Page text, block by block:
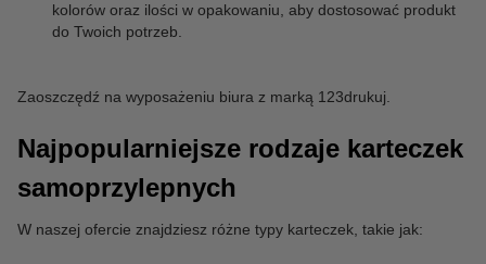
kolorów oraz ilości w opakowaniu, aby dostosować produkt
do Twoich potrzeb.
Zaoszczędź na wyposażeniu biura z marką 123drukuj.
Najpopularniejsze rodzaje karteczek
samoprzylepnych
W naszej ofercie znajdziesz różne typy karteczek, takie jak: